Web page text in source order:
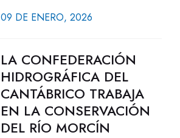
09 DE ENERO, 2026
LA CONFEDERACIÓN
HIDROGRÁFICA DEL
CANTÁBRICO TRABAJA
EN LA CONSERVACIÓN
DEL RÍO MORCÍN